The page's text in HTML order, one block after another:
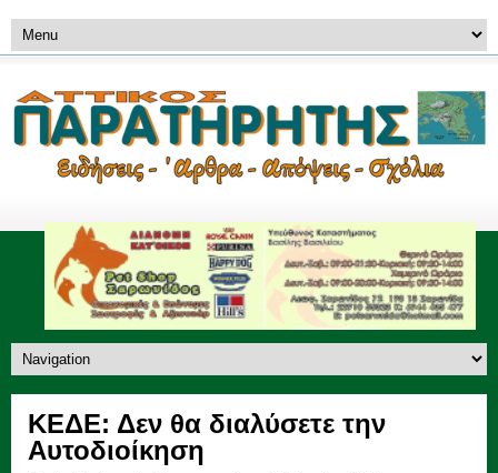
ΚΕΔΕ: Δεν θα διαλύσετε την
Αυτοδιοίκηση